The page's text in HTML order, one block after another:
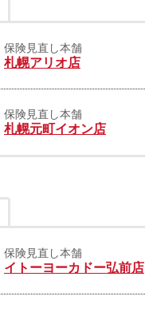
保険見直し本舗
札幌アリオ店
保険見直し本舗
札幌元町イオン店
保険見直し本舗
イトーヨーカドー弘前店